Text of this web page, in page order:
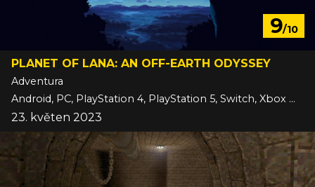
9/10
PLANET OF LANA: AN OFF-EARTH ODYSSEY
Adventura
Android, PC, PlayStation 4, PlayStation 5, Switch, Xbox One, Xbox Series, iOS
23. květen 2023